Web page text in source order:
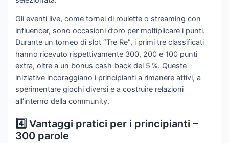
Gli eventi live, come tornei di roulette o streaming con
influencer, sono occasioni d’oro per moltiplicare i punti.
Durante un torneo di slot “Tre Re”, i primi tre classificati
hanno ricevuto rispettivamente 300, 200 e 100 punti
extra, oltre a un bonus cash‑back del 5 %. Queste
iniziative incoraggiano i principianti a rimanere attivi, a
sperimentare giochi diversi e a costruire relazioni
all’interno della community.
4️⃣ Vantaggi pratici per i principianti –
300 parole